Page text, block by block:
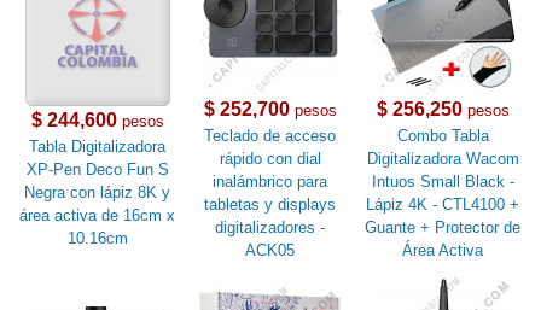
$ 244,600pesos
Tabla Digitalizadora
XP-Pen Deco Fun S
Negra con lápiz 8K y
área activa de 16cm x
10.16cm
$ 252,700pesos
Teclado de acceso
rápido con dial
inalámbrico para
tabletas y displays
digitalizadores -
ACK05
$ 256,250pesos
Combo Tabla
Digitalizadora Wacom
Intuos Small Black -
Lápiz 4K - CTL4100 +
Guante + Protector de
Área Activa